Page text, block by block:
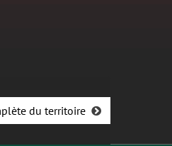
du territoire